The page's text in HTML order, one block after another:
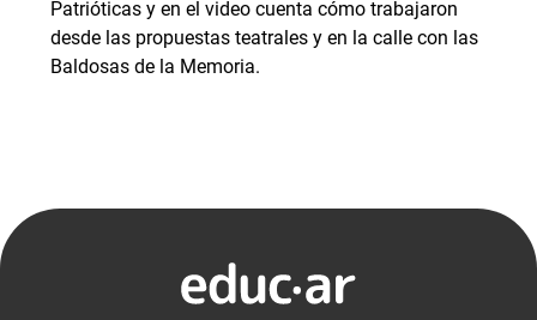
Patrióticas y en el video cuenta cómo trabajaron
desde las propuestas teatrales y en la calle con las
Baldosas de la Memoria.